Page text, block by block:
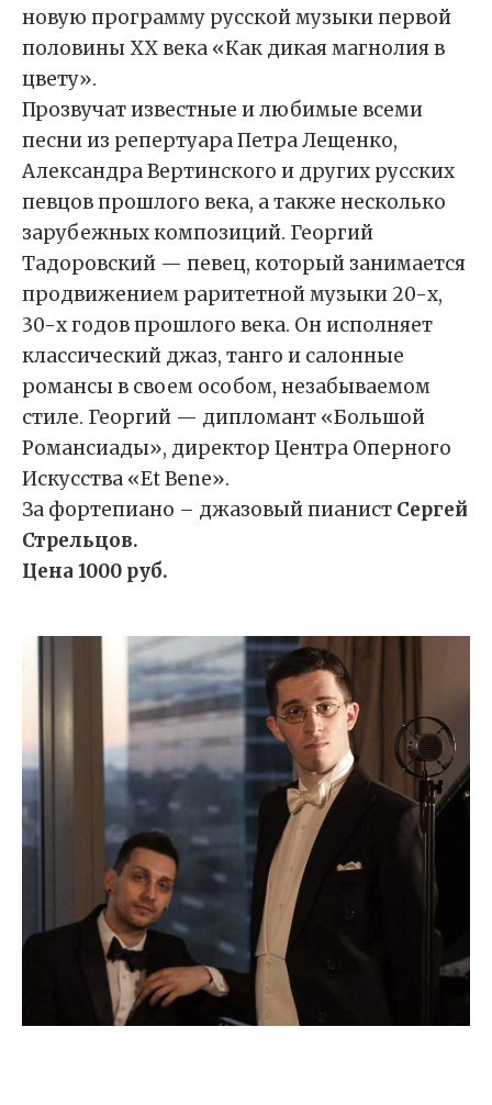
новую программу русской музыки первой
половины ХХ века «Как дикая магнолия в
цвету».
Прозвучат известные и любимые всеми
песни из репертуара Петра Лещенко,
Александра Вертинского и других русских
певцов прошлого века, а также несколько
зарубежных композиций. Георгий
Тадоровский — певец, который занимается
продвижением раритетной музыки 20-х,
30-х годов прошлого века. Он исполняет
классический джаз, танго и салонные
романсы в своем особом, незабываемом
стиле. Георгий — дипломант «Большой
Романсиады», директор Центра Оперного
Искусства «Et Bene».
За фортепиано – джазовый пианист Сергей
Стрельцов.
Цена 1000 руб.